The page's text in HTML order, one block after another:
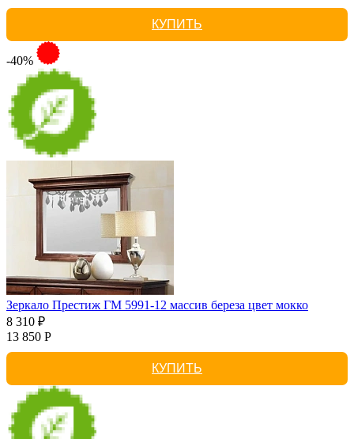
КУПИТЬ
-40%
Зеркало Престиж ГМ 5991-12 массив береза цвет мокко
8 310 ₽
13 850 Р
КУПИТЬ